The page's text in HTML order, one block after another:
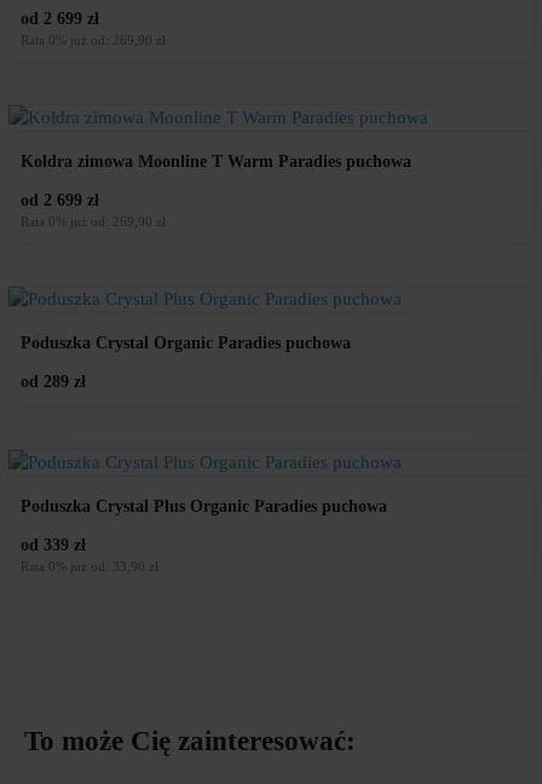
od 2 699 zł
Rata 0% już od: 269,90 zł
Kołdra zimowa Moonline T Warm Paradies puchowa
od 2 699 zł
Rata 0% już od: 269,90 zł
Poduszka Crystal Organic Paradies puchowa
od 289 zł
Poduszka Crystal Plus Organic Paradies puchowa
od 339 zł
Rata 0% już od: 33,90 zł
To może Cię zainteresować: